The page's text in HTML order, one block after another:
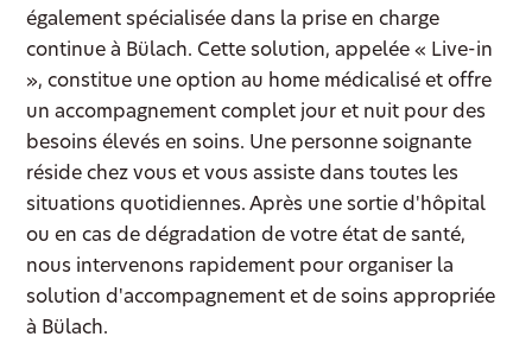
également spécialisée dans la prise en charge
continue à Bülach. Cette solution, appelée « Live-in
», constitue une option au home médicalisé et offre
un accompagnement complet jour et nuit pour des
besoins élevés en soins. Une personne soignante
réside chez vous et vous assiste dans toutes les
situations quotidiennes. Après une sortie d'hôpital
ou en cas de dégradation de votre état de santé,
nous intervenons rapidement pour organiser la
solution d'accompagnement et de soins appropriée
à Bülach.